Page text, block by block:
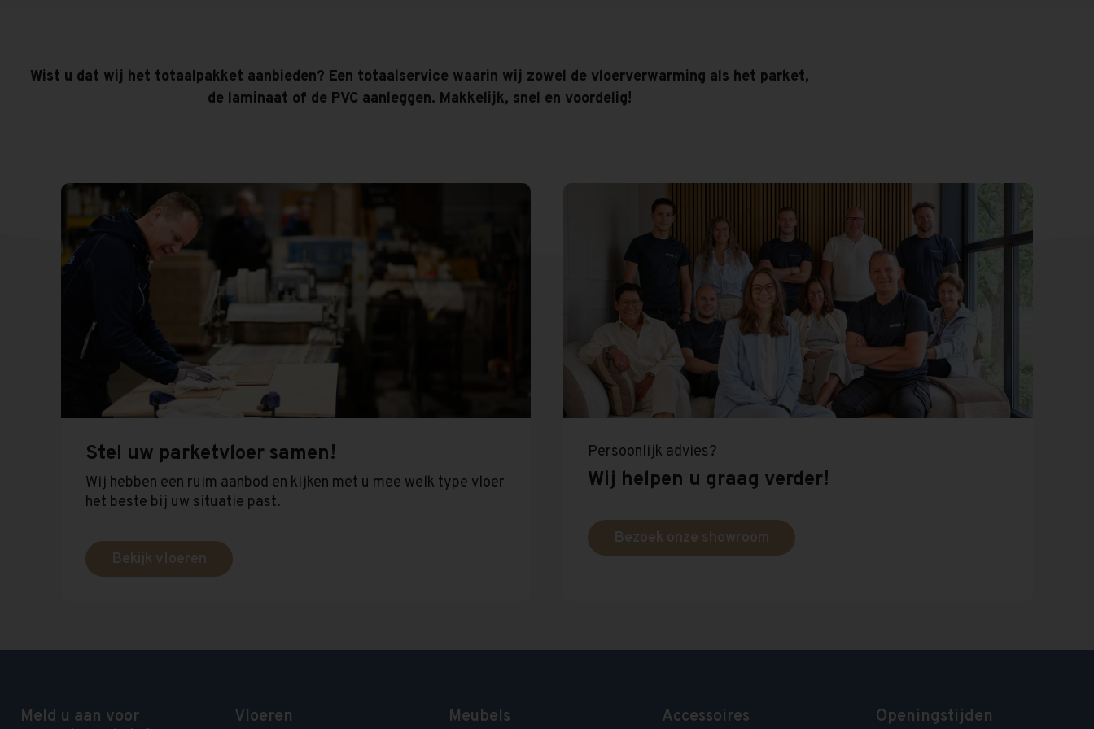
Wist u dat wij het totaalpakket aanbieden? Een totaalservice waarin wij zowel de vloerverwarming als het parket,
de laminaat of de PVC aanleggen. Makkelijk, snel en voordelig!
Stel uw parketvloer samen!
Wij hebben een ruim aanbod en kijken met u mee welk type vloer
het beste bij uw situatie past.
Bekijk vloeren
Persoonlijk advies?
Wij helpen u graag verder!
Bezoek onze showroom
Meld u aan voor
Vloeren Meubels Accessoires Openingstijden